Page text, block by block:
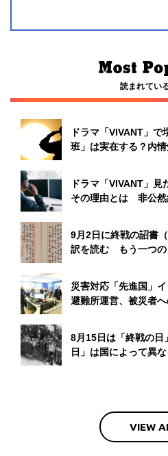
読まれてい
ドラマ「VIVANT」で
班」は実在する？内
ドラマ「VIVANT」
その理由とは 非公然
9月2日に終戦の詔書
訳を読む もう一つの
災害対応「先進国」
避難所運営、被災者
8月15日は「終戦の日
日」は国によって異な
VIEW